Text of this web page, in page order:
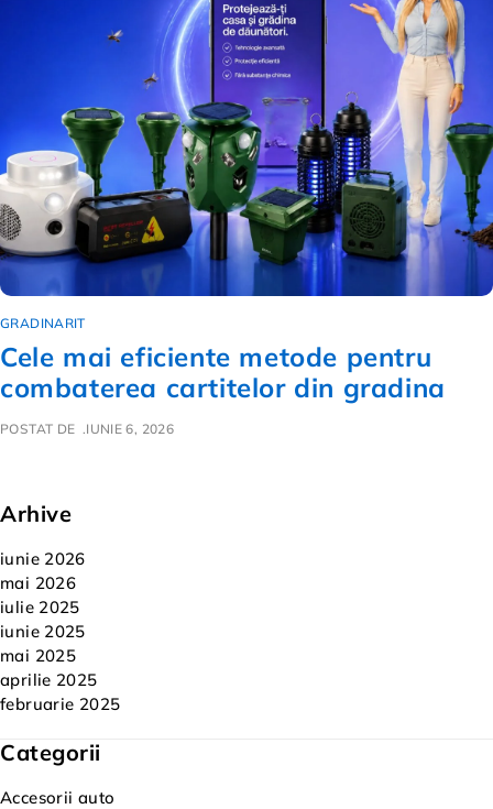
GRADINARIT
Cele mai eficiente metode pentru
combaterea cartitelor din gradina
POSTAT DE IUNIE 6, 2026
Arhive
iunie 2026
mai 2026
iulie 2025
iunie 2025
mai 2025
aprilie 2025
februarie 2025
Categorii
Accesorii auto